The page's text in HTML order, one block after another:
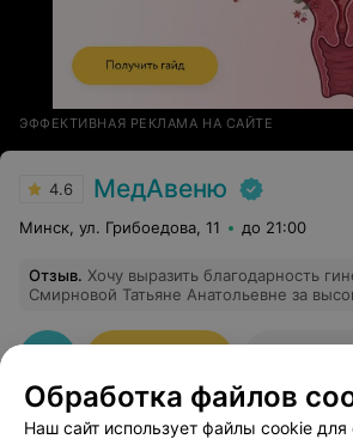
ЭФФЕКТИВНАЯ РЕКЛАМА НА САЙТЕ
4.6 МедАвеню
Минск, ул. Грибоедова, 11 до 21:00
Отзыв. Хочу выразить благодарность
Смирновой Татьяне Анатольевне за
прошла максимально комфортно. Выше читала в
спокойствие, благородство, глубокие
Доверие врачу на 100%
Обработка файлов
Наш сайт использует файлы cookie для